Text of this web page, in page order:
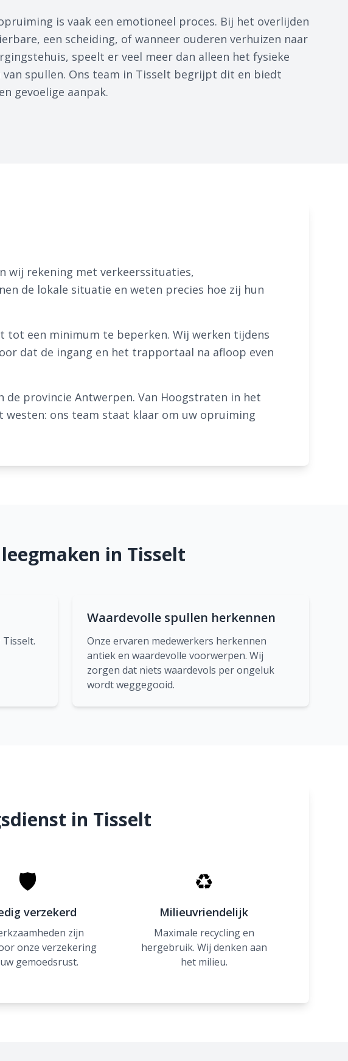
is vaak een emotioneel proces. Bij het overlijden
een scheiding, of wanneer ouderen verhuizen naar
speelt er veel meer dan alleen het fysieke
spullen. Ons team in Tisselt begrijpt dit en biedt
gevoelige aanpak.
wij rekening met verkeerssituaties,
de lokale situatie en weten precies hoe zij hun
tot een minimum te beperken. Wij werken tijdens
dat de ingang en het trapportaal na afloop even
de provincie Antwerpen. Van Hoogstraten in het
ons team staat klaar om uw opruiming
in Tisselt
Waardevolle spullen herkennen
Onze ervaren medewerkers herkennen
antiek en waardevolle voorwerpen. Wij
zorgen dat niets waardevols per ongeluk
wordt weggegooid.
in Tisselt
🛡
verzekerd
zijn
onze verzekering
gemoedsrust.
♻
Milieuvriendelijk
Maximale recycling en
hergebruik. Wij denken aan
het milieu.